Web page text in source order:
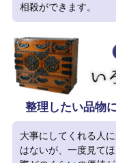
相殺ができます。
整理したい品物
大事にしてくれる人
はないが、一度見て